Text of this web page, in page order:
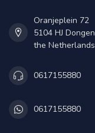
Oranjeplein 72
5104 HJ Dongen
the Netherlands
0617155880
0617155880